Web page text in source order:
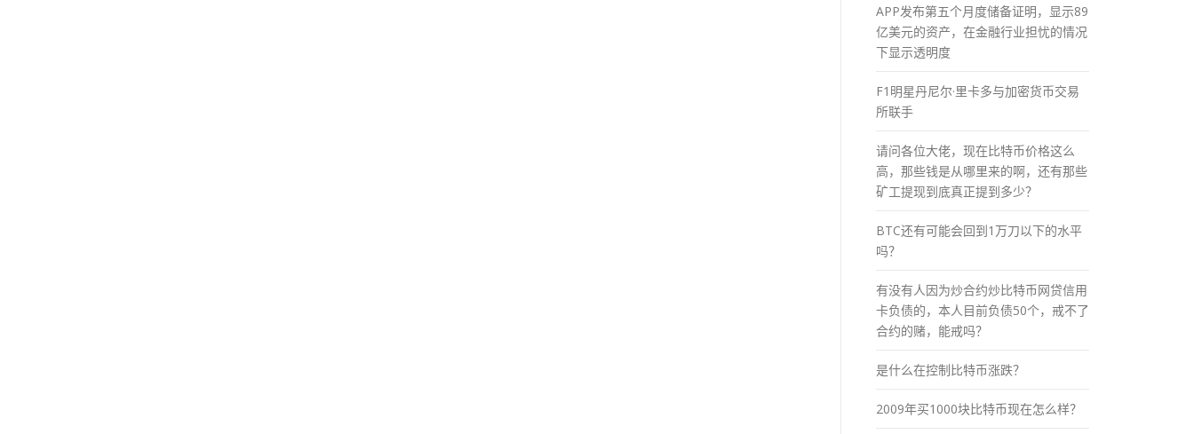
APP发布第五个月度储备证明，显示89
亿美元的资产，在金融行业担忧的情况
下显示透明度
F1明星丹尼尔·里卡多与加密货币交易
所联手
请问各位大佬，现在比特币价格这么
高，那些钱是从哪里来的啊，还有那些
矿工提现到底真正提到多少？
BTC还有可能会回到1万刀以下的水平
吗？
有没有人因为炒合约炒比特币网贷信用
卡负债的，本人目前负债50个，戒不了
合约的赌，能戒吗？
是什么在控制比特币涨跌？
2009年买1000块比特币现在怎么样？